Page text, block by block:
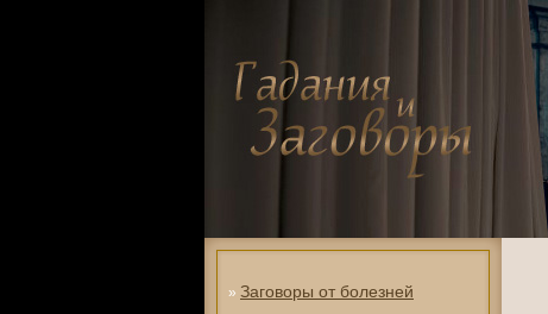
» Заговоры от болезней